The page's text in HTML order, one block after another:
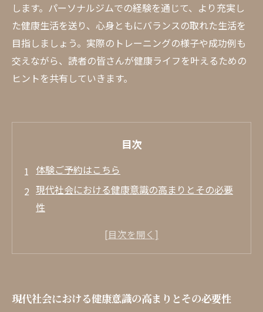
します。パーソナルジムでの経験を通じて、より充実し
た健康生活を送り、心身ともにバランスの取れた生活を
目指しましょう。実際のトレーニングの様子や成功例も
交えながら、読者の皆さんが健康ライフを叶えるための
ヒントを共有していきます。
目次
体験ご予約はこちら
現代社会における健康意識の高まりとその必要
性
パーソナルジムとは？個別指導で得る力強いサ
栄養管理とメンタルヘルスがもたらす健康改善
現代社会における健康意識の高まりとその必要性